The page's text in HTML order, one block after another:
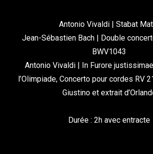
Antonio Vivaldi | Stabat
Jean-Sébastien Bach | Double
BWV1043
Antonio Vivaldi | In Furore
l’Olimpiade, Concerto pour cordes RV
Giustino et extrait
Durée : 2h avec entracte